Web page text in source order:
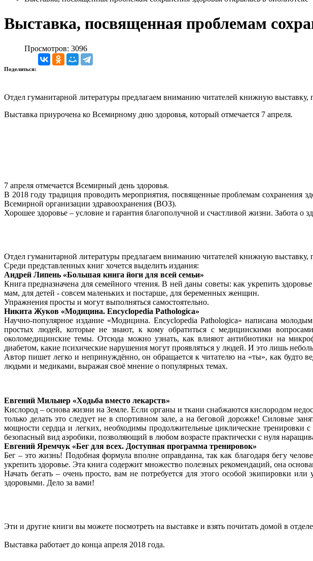
Выставка, посвященная проблемам
Просмотров: 3096
Поделиться:
Отдел гуманитарной литературы предлагаем вниманию читателей книжную
Выставка приурочена ко Всемирному дню здоровья, который отмечается 7 апреля.
7 апреля отмечается Всемирный день здоровья.
В 2018 году традиция проводить мероприятия, посвященные проблемам сохранения
Всемирной организации здравоохранения (ВОЗ).
Хорошее здоровье – условие и гарантия благополучной и счастливой жизни. Забота о
Отдел гуманитарной литературы предлагаем вниманию читателей книжную
Среди представленных книг хочется выделить издания:
Андрей Липень «Большая книга йоги для всей семьи»
Книга предназначена для семейного чтения. В ней даны советы: как укрепить
мам, для детей - совсем маленьких и постарше, для беременных женщин.
Упражнения просты и могут выполняться самостоятельно.
Никита Жуков «Модицина. Encyclopedia Pathologica»
Научно-популярное издание «Модицина. Encyclopedia Pathologica» написана
простых людей, которые не знают, к кому обратиться с медицинскими
околомедицинские темы. Отсюда можно узнать, как влияют антибиотики на
диабетом, какие психические нарушения могут проявляться у людей. И это лишь
Автор пишет легко и непринуждённо, он обращается к читателю на «ты», как будто
людьми и медиками, выражая своё мнение о популярных темах.
Евгений Мильнер «Ходьба вместо лекарств»
Кислород – основа жизни на Земле. Если органы и ткани снабжаются кислородом
только делать это следует не в спортивном зале, а на беговой дорожке! Силовые
мощности сердца и легких, необходимы продолжительные циклические тренировки
безопасный вид аэробики, позволяющий в любом возрасте практически с нуля
Евгений Яремчук «Бег для всех. Доступная программа тренировок»
Бег – это жизнь! Подобная формула вполне оправданна, так как благодаря бегу
укрепить здоровье. Эта книга содержит множество полезных рекомендаций, она
Начать бегать – очень просто, вам не потребуется для этого особой экипировки
здоровыми. Дело за вами!
Эти и другие книги вы можете посмотреть на выставке и взять почитать домой в
Выставка работает до конца апреля 2018 года.